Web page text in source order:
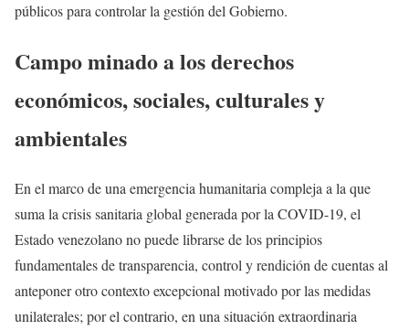
públicos para controlar la gestión del Gobierno.
Campo minado a los derechos
económicos, sociales, culturales y
ambientales
En el marco de una emergencia humanitaria compleja a la que
suma la crisis sanitaria global generada por la COVID-19, el
Estado venezolano no puede librarse de los principios
fundamentales de transparencia, control y rendición de cuentas al
anteponer otro contexto excepcional motivado por las medidas
unilaterales; por el contrario, en una situación extraordinaria